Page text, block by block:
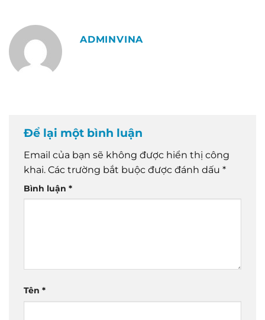
ADMINVINA
Để lại một bình luận
Email của bạn sẽ không được hiển thị công
khai. Các trường bắt buộc được đánh dấu *
Bình luận *
Tên *